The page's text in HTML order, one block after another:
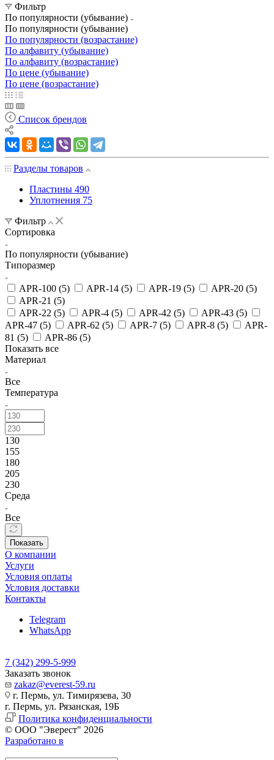
Фильтр
По популярности (убывание)
По популярности (убывание)
По популярности (возрастание)
По алфавиту (убывание)
По алфавиту (возрастание)
По цене (убывание)
По цене (возрастание)
Список брендов
Разделы товаров
Пластины 490
Уплотнения 75
Фильтр
Сортировка
По популярности (убывание)
Типоразмер
APR-100 (5) APR-14 (5) APR-19 (5) APR-20 (5)
APR-21 (5)
APR-22 (5) APR-4 (5) APR-42 (5) APR-43 (5)
APR-47 (5) APR-62 (5) APR-7 (5) APR-8 (5)
APR-
81 (5) APR-86 (5)
Показать все
Материал
Все
Температура
130
155
180
205
230
Среда
Все
Показать
О компании
Услуги
Условия оплаты
Условия доставки
Контакты
Telegram
WhatsApp
7 (342) 299-5-999
Заказать звонок
zakaz@everest-59.ru
г. Пермь, ул. Тимирязева, 30
г. Пермь, ул. Рязанская, 19Б
Политика конфиденциальности
© ООО "Эверест" 2026
Разработано в